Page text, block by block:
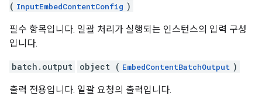
( InputEmbedContentConfig )
필수 항목입니다. 일괄 처리가 실행되는 인스턴스의 입력 구성
입니다.
batch.output object ( EmbedContentBatchOutput )
출력 전용입니다. 일괄 요청의 출력입니다.